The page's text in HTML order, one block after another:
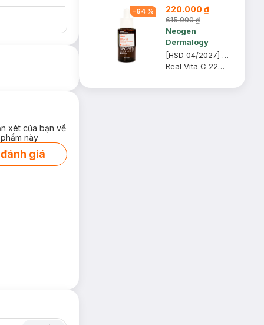
xét của bạn về
này
giá
-64 % 220.000 ₫
615.000 ₫
Neogen
Dermalogy
[HSD 04/2027] Serum Neogen Dermalogy Dưỡng Sáng Da, Mờ Thâm 32g
Real Vita C 22% + 5% Niacinamide Serum